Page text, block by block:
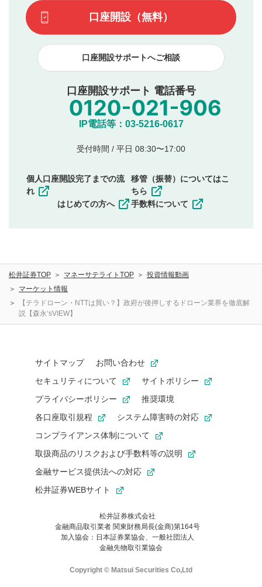
です）
てはお答えできません。各動画コンテンツへの掲載をもっ
て結果のご連絡といたします。ご了承ください。
下記の項目に該当すると判断された投稿内容は、掲載を
見合わせる場合がございます。
本動画コンテンツとは無関係の内容の投稿
他者への誹謗中傷や差別的表現投稿
公序良俗に反する内容の投稿
氏名、住所、電話番号など個人を特定できる情報の
他のサイトへの誘導や営利目的、広告・宣伝を目
他者の権利（商標、著作権、その他の知的財産
その他当社が不適切と判断した投稿
一度投稿した評価およびコメントの変更・削除はできま
に関する著作者人格権を行使しないことに同意します。利
用者が投稿したコメントは、当社サービスの広告・宣伝、
利用促進の目的で、印刷物・WEBサイト・SNS等に掲載す
ることがあります。
口座開設（無料）
口座開設サポートへご相談
口座開設サポート 電話番号
IP電話等：03-5216-0617
受付時間 / 平日 08:30〜17:00
個人口座開設完了までの流
れ
はじめての方へ
移管（振替）についてはこ
ちら
手数料について
松井証券TOP マネーサテライトTOP
投資情報動画
マーケット情報
【テラドローン・NTTは買い？】政府が後押しするドローン業界を徹底解
説【森永‘sVIEW】
サイトマップ
お問い合わせ
セキュリティについて
サイトポリシー
プライバシーポリシー
推奨環境
各口座取引規程
システム障害時の対応
コンプライアンス体制について
取扱商品のリスクおよび手数料等の説明
金融サービス提供法への対応
松井証券WEBサイト
松井証券株式会社
金融商品取引業者 関東財務局長(金商)第164号
加入協会：日本証券業協会、一般社団法人
金融先物取引業協会
Copyright © Matsui Securities Co,Ltd
お気に入り機能は松井証券の会員限定の機能です。
お気に入り登録いただくと、後からいつでもお気に入りのコンテ
ンツを一覧でご確認いただけます。
ご利用いただくには口座開設が必要です。